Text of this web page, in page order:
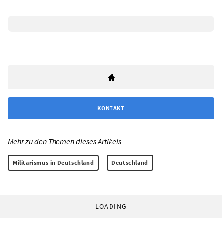
KONTAKT
Mehr zu den Themen dieses Artikels:
Militarismus in Deutschland Deutschland
LOADING